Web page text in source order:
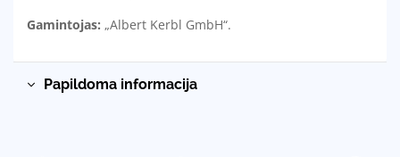
Gamintojas: „Albert Kerbl GmbH“.
Papildoma informacija